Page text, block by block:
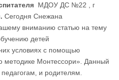
МДОУ ДС №22 , г
. Сегодня Снежана
вниманию статью на тему
детей
условиях с помощью
методике Монтессори». Данный
и родителям.